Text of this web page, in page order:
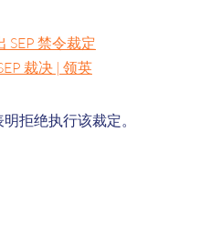
SEP 禁令裁定
裁决 | 领英
拒绝执行该裁定。